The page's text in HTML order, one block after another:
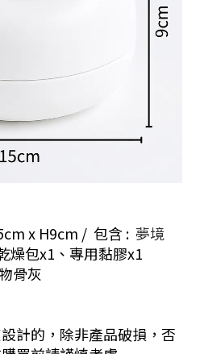
x H9cm / 包含 : 夢境
燥包x1、專用黏膠x1
骨灰
計的，除非產品破損，否